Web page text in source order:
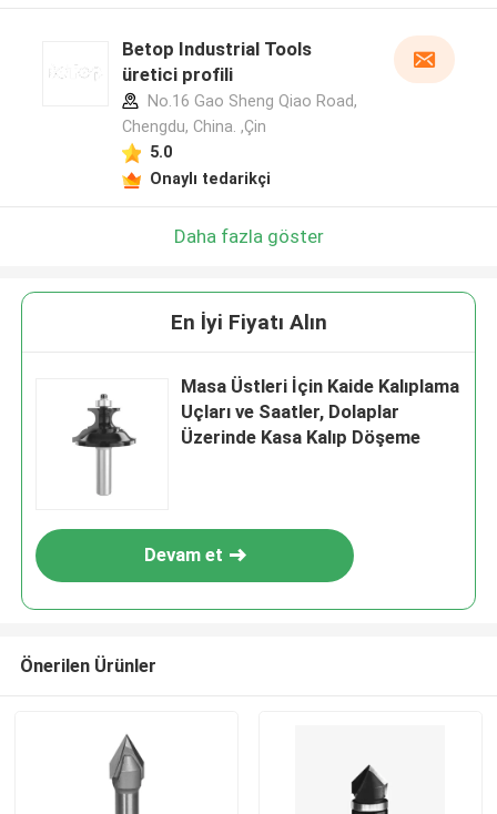
Betop Industrial Tools
üretici profili
No.16 Gao Sheng Qiao Road,
Chengdu, China. ,Çin
5.0
Onaylı tedarikçi
Daha fazla göster
En İyi Fiyatı Alın
Masa Üstleri İçin Kaide Kalıplama
Uçları ve Saatler, Dolaplar
Üzerinde Kasa Kalıp Döşeme
Devam et
Önerilen Ürünler